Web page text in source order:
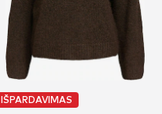
IŠPARDAVIMAS